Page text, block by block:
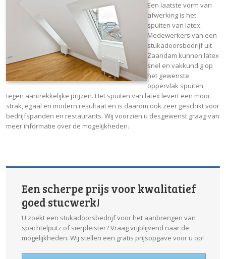
Een laatste vorm van
afwerking is het
spuiten van latex.
Medewerkers van een
stukadoorsbedrijf uit
Zaandam kunnen latex
snel en vakkundig op
het gewenste
oppervlak spuiten
tegen aantrekkelijke prijzen. Het spuiten van latex levert een mooi
strak, egaal en modern resultaat en is daarom ook zeer geschikt voor
bedrijfspanden en restaurants. Wij voorzien u desgewenst graag van
meer informatie over de mogelijkheden.
Een scherpe prijs voor kwalitatief
goed stucwerk!
U zoekt een stukadoorsbedrijf voor het aanbrengen van
spachtelputz of sierpleister? Vraag vrijblijvend naar de
mogelijkheden. Wij stellen een gratis prijsopgave voor u op!